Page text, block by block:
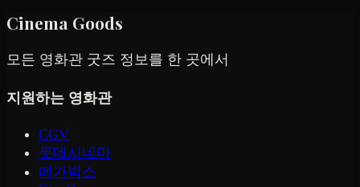
Cinema Goods
모든 영화관 굿즈 정보를 한 곳에서
지원하는 영화관
CGV
롯데시네마
메가박스